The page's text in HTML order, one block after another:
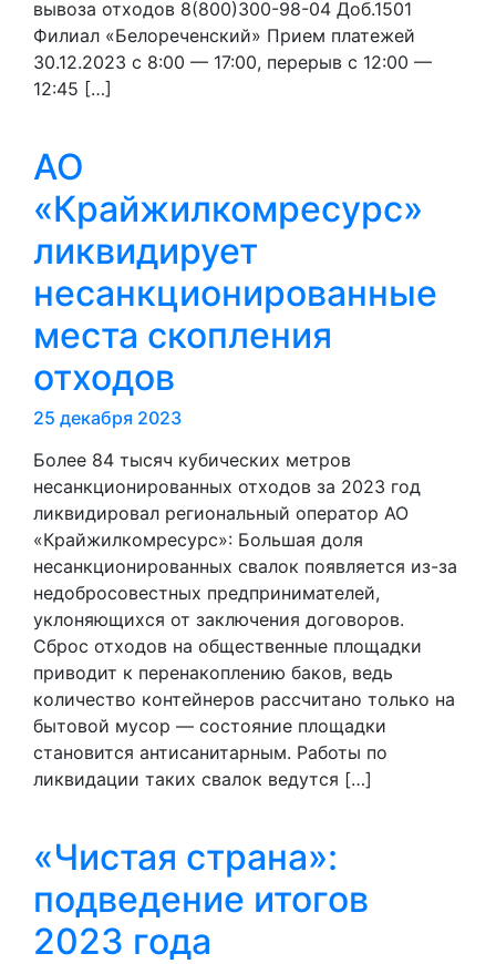
вывоза отходов 8(800)300-98-04 Доб.1501
Филиал «Белореченский» Прием платежей
30.12.2023 с 8:00 — 17:00, перерыв с 12:00 —
12:45 […]
АО
«Крайжилкомресурс»
ликвидирует
несанкционированные
места скопления
отходов
25 декабря 2023
Более 84 тысяч кубических метров
несанкционированных отходов за 2023 год
ликвидировал региональный оператор АО
«Крайжилкомресурс»: Большая доля
несанкционированных свалок появляется из-за
недобросовестных предпринимателей,
уклоняющихся от заключения договоров.
Сброс отходов на общественные площадки
приводит к перенакоплению баков, ведь
количество контейнеров рассчитано только на
бытовой мусор — состояние площадки
становится антисанитарным. Работы по
ликвидации таких свалок ведутся […]
«Чистая страна»:
подведение итогов
2023 года